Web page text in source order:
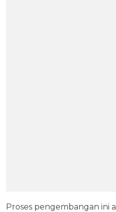
Proses pengembangan ini